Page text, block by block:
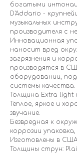
богатыми
D'Addario -
музыкальных
производителя с
Инновационная
наносит вред
загрязнения и
производятся в
оборудовании,
системы качества.
Толщина Extra light
Теплое, яркое и
звучание.
Безвредная к
коррозии
Изготовлены в
Толщины струн: